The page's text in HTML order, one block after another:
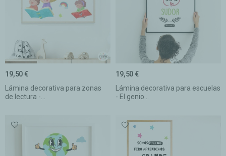
Lámina decorativa para zonas
de lectura -...
19,50 €
Lámina decorativa para escuelas
- El genio...
19,50 €